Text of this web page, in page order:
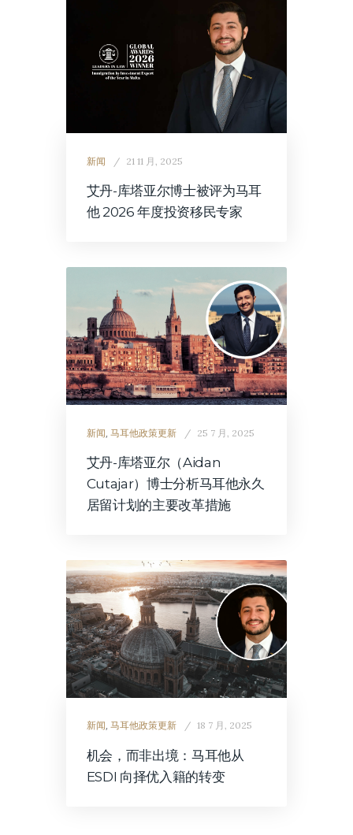
新闻 21 11 月, 2025
艾丹-库塔亚尔博士被评为马耳
他 2026 年度投资移民专家
新闻, 马耳他政策更新 25 7 月, 2025
艾丹-库塔亚尔（Aidan
Cutajar）博士分析马耳他永久
居留计划的主要改革措施
新闻, 马耳他政策更新 18 7 月, 2025
机会，而非出境：马耳他从
ESDI 向择优入籍的转变